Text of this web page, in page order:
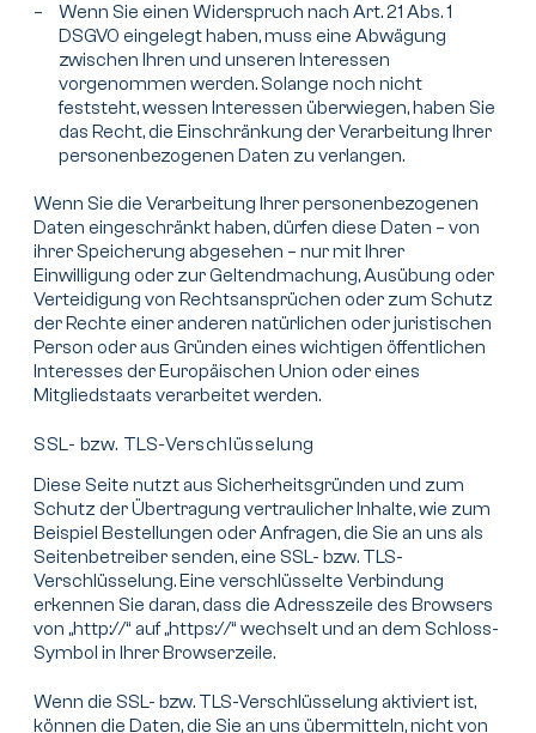
Wenn Sie einen Widerspruch nach Art. 21 Abs. 1
DSGVO eingelegt haben, muss eine Abwägung
zwischen Ihren und unseren Interessen
vorgenommen werden. Solange noch nicht
feststeht, wessen Interessen überwiegen, haben Sie
das Recht, die Einschränkung der Verarbeitung Ihrer
personenbezogenen Daten zu verlangen.
Wenn Sie die Verarbeitung Ihrer personenbezogenen
Daten eingeschränkt haben, dürfen diese Daten – von
ihrer Speicherung abgesehen – nur mit Ihrer
Einwilligung oder zur Geltendmachung, Ausübung oder
Verteidigung von Rechtsansprüchen oder zum Schutz
der Rechte einer anderen natürlichen oder juristischen
Person oder aus Gründen eines wichtigen öffentlichen
Interesses der Europäischen Union oder eines
Mitgliedstaats verarbeitet werden.
SSL- bzw. TLS-Verschlüsselung
Diese Seite nutzt aus Sicherheitsgründen und zum
Schutz der Übertragung vertraulicher Inhalte, wie zum
Beispiel Bestellungen oder Anfragen, die Sie an uns als
Seitenbetreiber senden, eine SSL- bzw. TLS-
Verschlüsselung. Eine verschlüsselte Verbindung
erkennen Sie daran, dass die Adresszeile des Browsers
von „http://“ auf „https://“ wechselt und an dem Schloss-
Symbol in Ihrer Browserzeile.
Wenn die SSL- bzw. TLS-Verschlüsselung aktiviert ist,
können die Daten, die Sie an uns übermitteln, nicht von